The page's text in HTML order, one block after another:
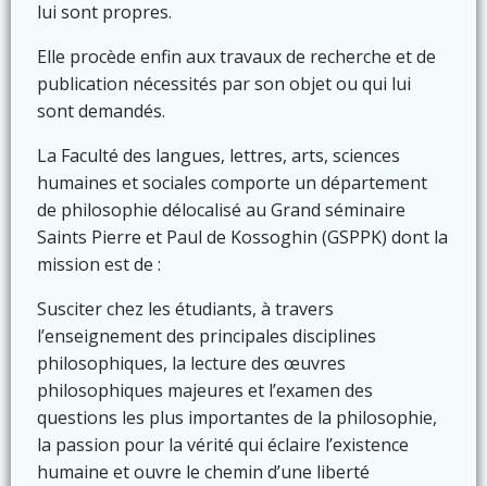
lui sont propres.
Elle procède enfin aux travaux de recherche et de
publication nécessités par son objet ou qui lui
sont demandés.
La Faculté des langues, lettres, arts, sciences
humaines et sociales comporte un département
de philosophie délocalisé au Grand séminaire
Saints Pierre et Paul de Kossoghin (GSPPK) dont la
mission est de :
Susciter chez les étudiants, à travers
l’enseignement des principales disciplines
philosophiques, la lecture des œuvres
philosophiques majeures et l’examen des
questions les plus importantes de la philosophie,
la passion pour la vérité qui éclaire l’existence
humaine et ouvre le chemin d’une liberté